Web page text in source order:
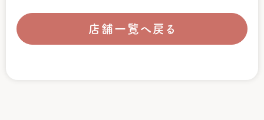
店舗一覧へ戻る